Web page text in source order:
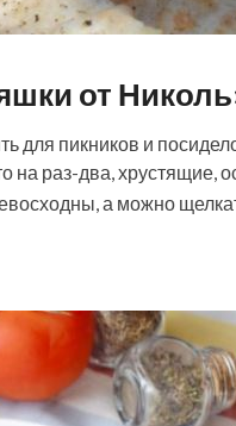
от
для пикников и
на раз-два, хрустящие,
а можно